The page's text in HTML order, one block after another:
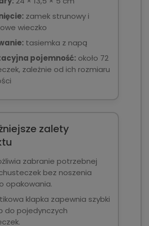
zamek strunowy i
wieczko
tasiemka z napą
pojemność: około 72
zależnie od ich rozmiaru
zalety
zabranie potrzebnej
bez noszenia
opakowania.
klapka zapewnia szybki
do pojedynczych